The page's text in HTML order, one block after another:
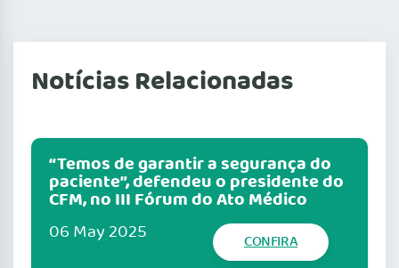
Notícias Relacionadas
“Temos de garantir a segurança do
paciente”, defendeu o presidente do
CFM, no III Fórum do Ato Médico
06 May 2025 CONFIRA